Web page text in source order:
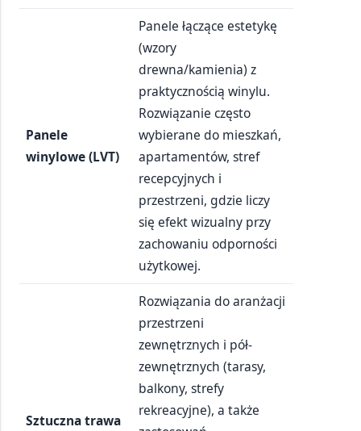
Panele
winylowe (LVT)
Panele łączące estetykę
(wzory
drewna/kamienia) z
praktycznością winylu.
Rozwiązanie często
wybierane do mieszkań,
apartamentów, stref
recepcyjnych i
przestrzeni, gdzie liczy
się efekt wizualny przy
zachowaniu odporności
użytkowej.
Sztuczna trawa
Rozwiązania do aranżacji
przestrzeni
zewnętrznych i pół-
zewnętrznych (tarasy,
balkony, strefy
rekreacyjne), a także